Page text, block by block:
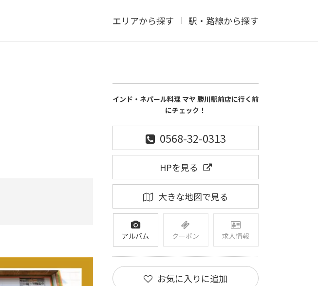
エリアから探す 駅・路線から探す
インド・ネパール料理 マヤ 勝川駅前店に行く前
にチェック！
0568-32-0313
HPを見る
大きな地図で見る
アルバム クーポン 求人情報
お気に入りに追加